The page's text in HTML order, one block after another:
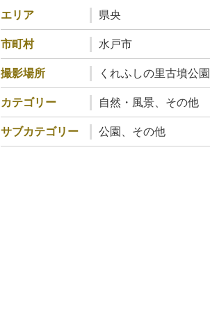
エリア 県央
市町村 水戸市
撮影場所 くれふしの里古墳公園
カテゴリー 自然・風景、その他
サブカテゴリー 公園、その他